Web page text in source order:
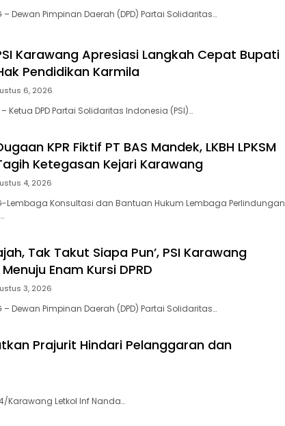
– Dewan Pimpinan Daerah (DPD) Partai Solidaritas…
Karawang Apresiasi Langkah Cepat Bupati
Pendidikan Karmila
6, 2026
Ketua DPD Partai Solidaritas Indonesia (PSI)…
KPR Fiktif PT BAS Mandek, LKBH LPKSM
Ketegasan Kejari Karawang
4, 2026
Lembaga Konsultasi dan Bantuan Hukum Lembaga Perlindungan
Tak Takut Siapa Pun’, PSI Karawang
Enam Kursi DPRD
3, 2026
– Dewan Pimpinan Daerah (DPD) Partai Solidaritas…
Prajurit Hindari Pelanggaran dan
Karawang Letkol Inf Nanda…